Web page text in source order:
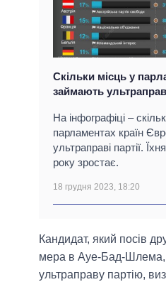
Скільки місць у
займають
На інфографіці –
парламентах країн
ультраправі партії.
року зростає.
18 грудня 2023, 18:20
Кандидат, який посів
мера в Ауе-Бад-Шлема,
ультраправу партію,